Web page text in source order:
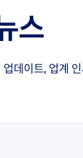
스
업데이트, 업계